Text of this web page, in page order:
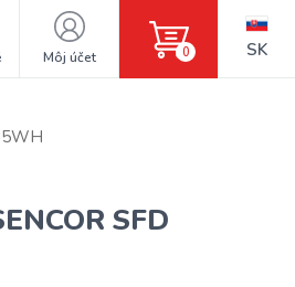
Môj účet 0 SK
SFD